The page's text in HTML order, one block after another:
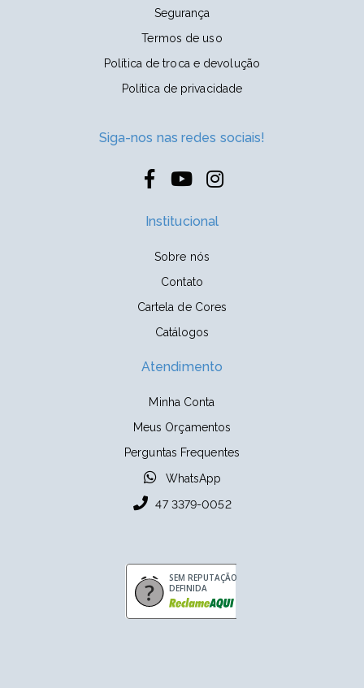
Segurança
Termos de uso
Política de troca e devolução
Política de privacidade
Siga-nos nas redes sociais!
Institucional
Sobre nós
Contato
Cartela de Cores
Catálogos
Atendimento
Minha Conta
Meus Orçamentos
Perguntas Frequentes
WhatsApp
47 3379-0052
SEM REPUTAÇÃO
DEFINIDA